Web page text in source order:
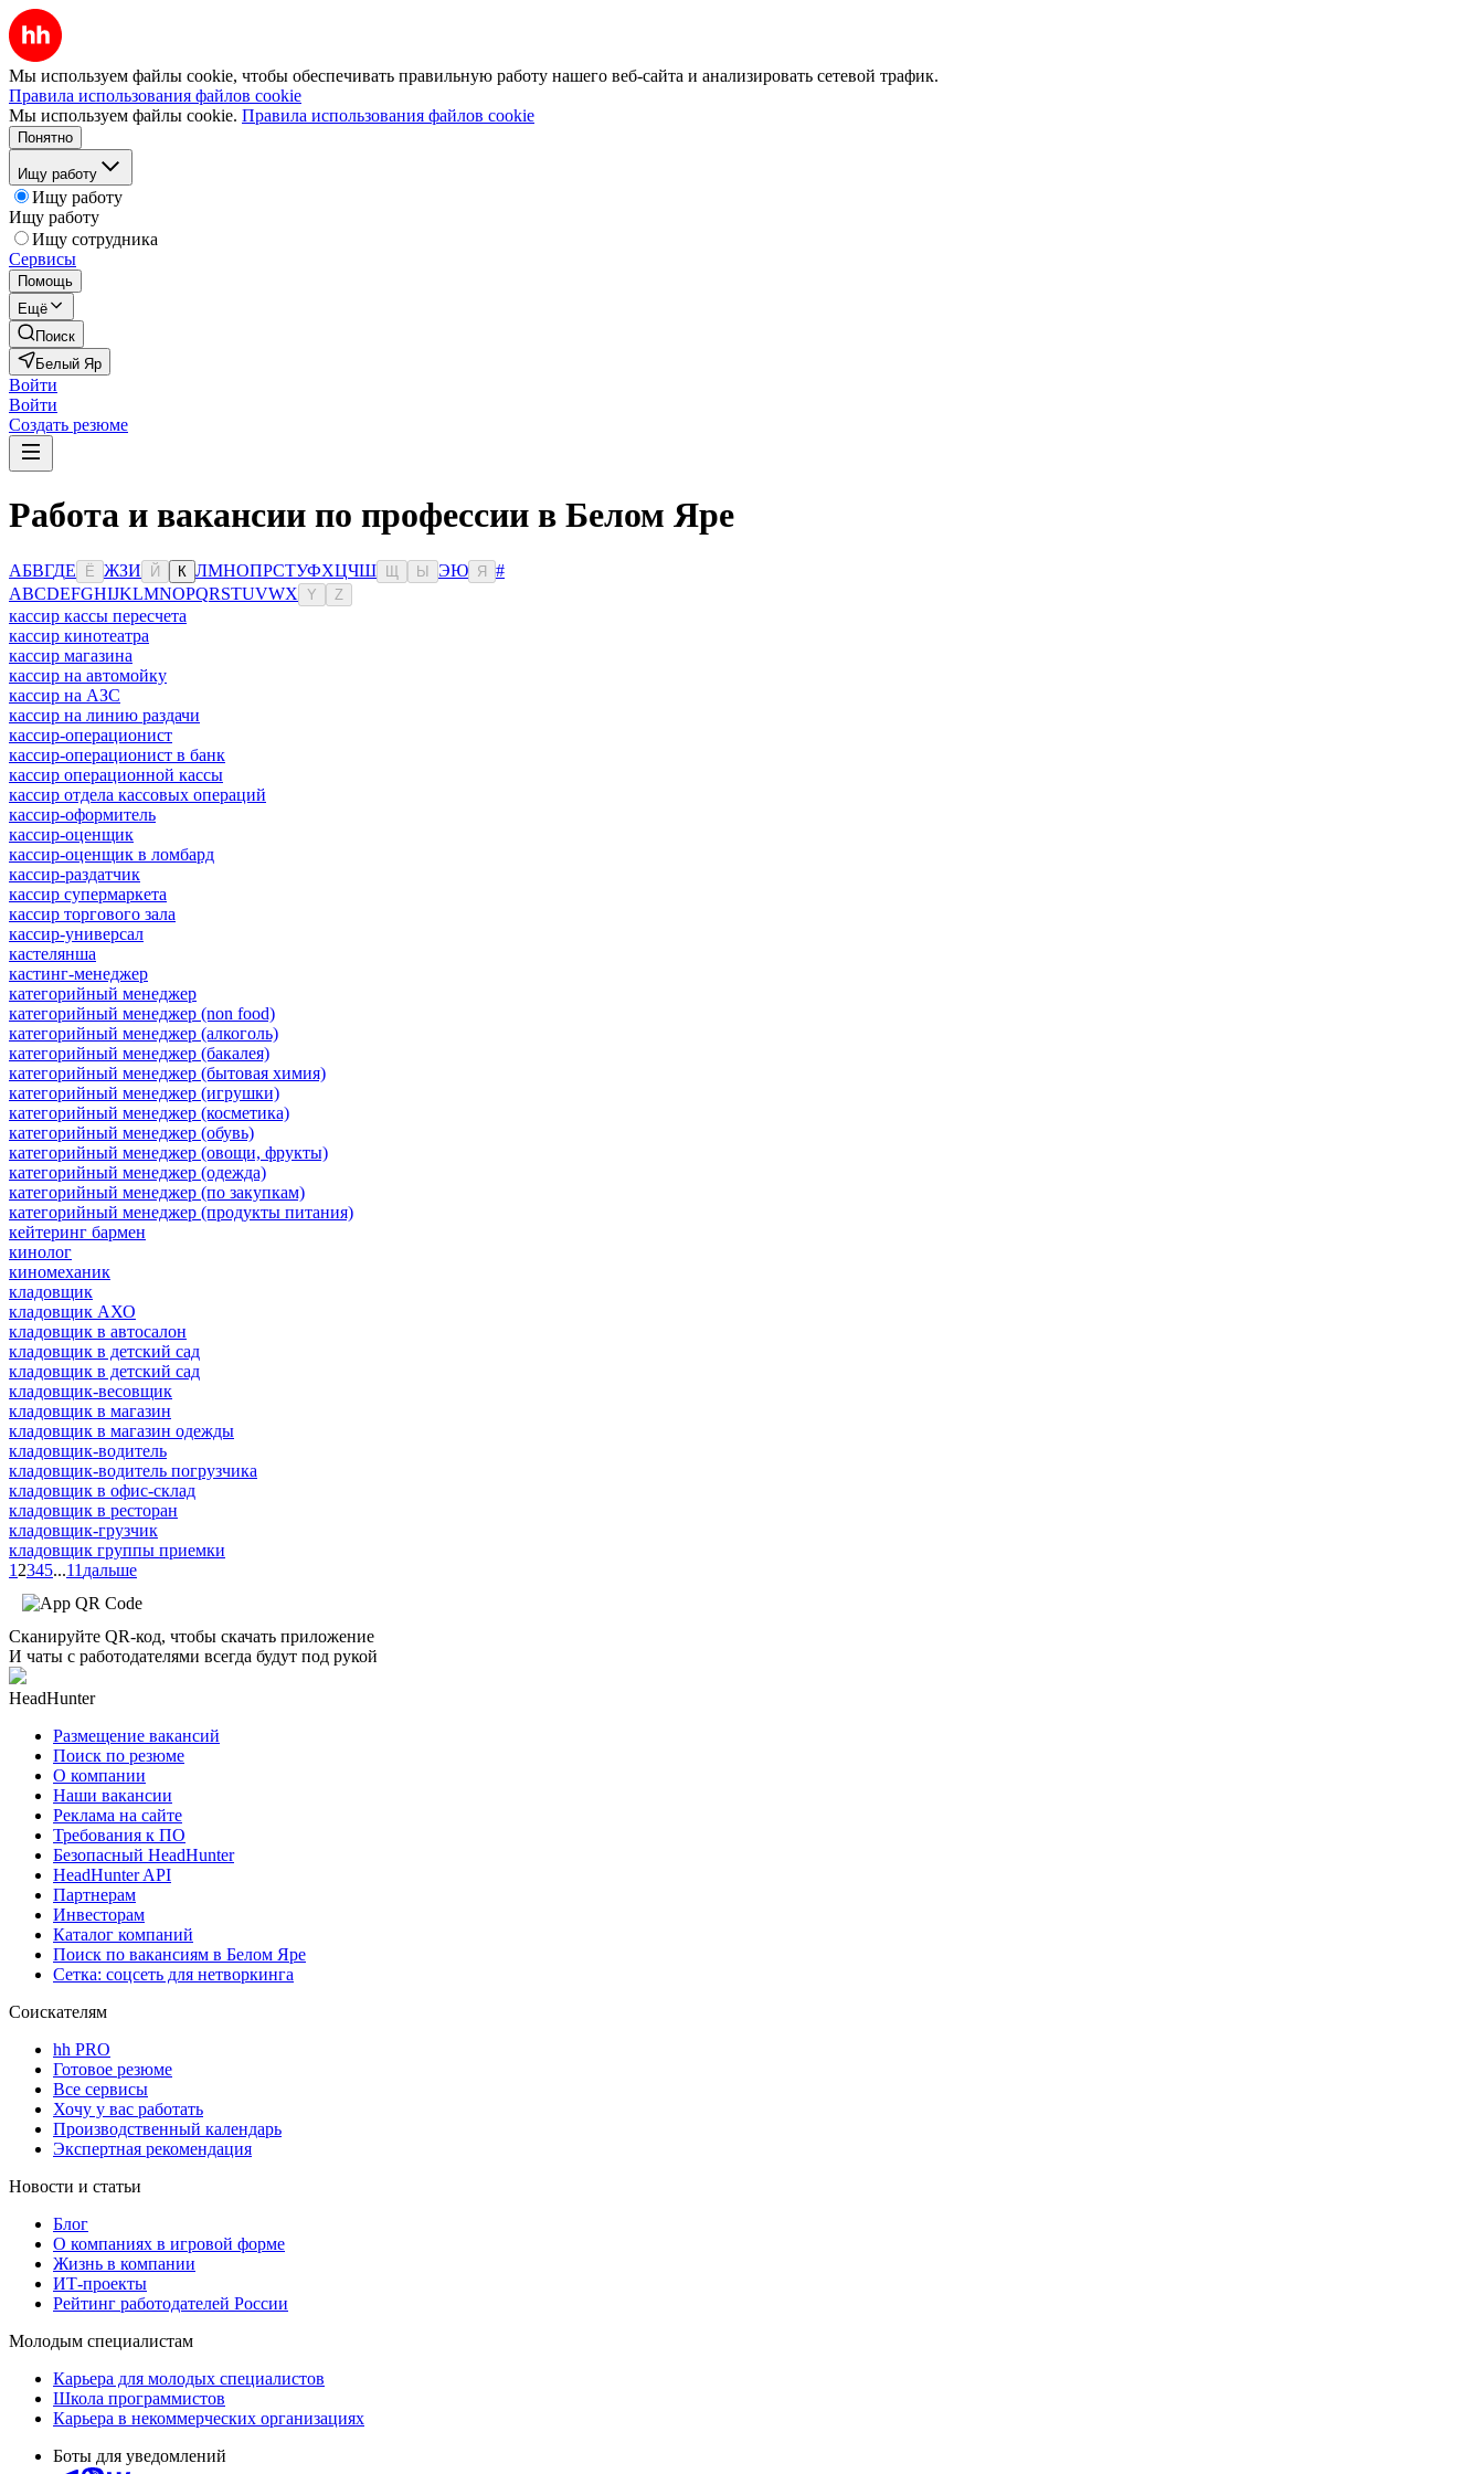
Мы используем файлы cookie, чтобы обеспечивать правильную работу нашего веб-сайта и анализировать сетевой трафик.
Правила использования файлов cookie
Мы используем файлы cookie. Правила использования файлов cookie
Понятно
Ищу работу
Ищу работу
Ищу работу
Ищу сотрудника
Сервисы
Помощь
Ещё
Поиск
Белый Яр
Войти
Войти
Создать резюме
Работа и вакансии по профессии в Белом Яре
АБВГДЕ Ё ЖЗИ Й К ЛМНОПРСТУФХЦЧШ Ы ЭЮ Я
#
ABCDEFGHIJKLMNOPQRSTUVWX Y Z
кассир кассы пересчета
кассир кинотеатра
кассир магазина
кассир на автомойку
кассир на АЗС
кассир на линию раздачи
кассир-операционист
кассир-операционист в банк
кассир операционной кассы
кассир отдела кассовых операций
кассир-оформитель
кассир-оценщик
кассир-оценщик в ломбард
кассир-раздатчик
кассир супермаркета
кассир торгового зала
кассир-универсал
кастелянша
кастинг-менеджер
категорийный менеджер
категорийный менеджер (non food)
категорийный менеджер (алкоголь)
категорийный менеджер (бакалея)
категорийный менеджер (бытовая химия)
категорийный менеджер (игрушки)
категорийный менеджер (косметика)
категорийный менеджер (обувь)
категорийный менеджер (овощи, фрукты)
категорийный менеджер (одежда)
категорийный менеджер (по закупкам)
категорийный менеджер (продукты питания)
кейтеринг бармен
кинолог
киномеханик
кладовщик
кладовщик АХО
кладовщик в автосалон
кладовщик в детский сад
кладовщик в детский сад
кладовщик-весовщик
кладовщик в магазин
кладовщик в магазин одежды
кладовщик-водитель
кладовщик-водитель погрузчика
кладовщик в офис-склад
кладовщик в ресторан
кладовщик-грузчик
кладовщик группы приемки
1 2345...11 дальше
Сканируйте QR-код, чтобы скачать приложение
И чаты с работодателями всегда будут под рукой
HeadHunter
Размещение вакансий
Поиск по резюме
О компании
Наши вакансии
Реклама на сайте
Требования к ПО
Безопасный HeadHunter
HeadHunter API
Партнерам
Инвесторам
Каталог компаний
Поиск по вакансиям в Белом Яре
Сетка: соцсеть для нетворкинга
Соискателям
hh PRO
Готовое резюме
Все сервисы
Хочу у вас работать
Производственный календарь
Экспертная рекомендация
Новости и статьи
Блог
О компаниях в игровой форме
Жизнь в компании
ИТ-проекты
Рейтинг работодателей России
Молодым специалистам
Карьера для молодых специалистов
Школа программистов
Карьера в некоммерческих организациях
Боты для уведомлений